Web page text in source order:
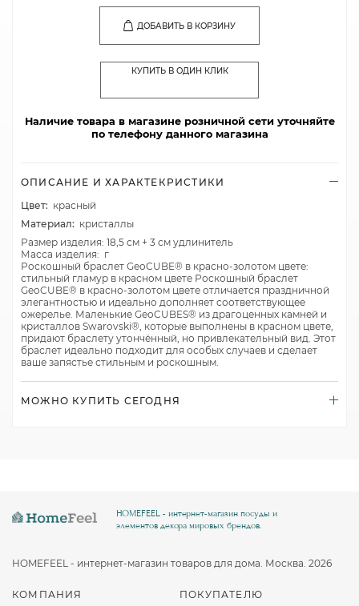
ДОБАВИТЬ В КОРЗИНУ
КУПИТЬ В ОДИН КЛИК
Наличие товара в магазине розничной сети уточняйте
по телефону данного магазина
ОПИСАНИЕ И ХАРАКТЕКРИСТИКИ
Цвет: красный
Материал: кристаллы
Размер изделия: 18,5 см + 3 см удлинитель
Масса изделия: г
Роскошный браслет GeoCUBE® в красно-золотом цвете:
стильный гламур в красном цвете Роскошный браслет
GeoCUBE® в красно-золотом цвете отличается праздничной
элегантностью и идеально дополняет соответствующее
ожерелье. Маленькие GeoCUBES® из драгоценных камней и
кристаллов Swarovski®, которые выполнены в красном цвете,
придают браслету утончённый, но привлекательный вид. Этот
браслет идеально подходит для особых случаев и сделает
ваше запястье стильным и роскошным.
МОЖНО КУПИТЬ СЕГОДНЯ
КОМПАНИЯ ПОКУПАТЕЛЮ
HOMEFEEL - интернет-магазин посуды и
элементов декора мировых брендов.
HOMEFEEL - интернет-магазин товаров для дома. Москва. 2026